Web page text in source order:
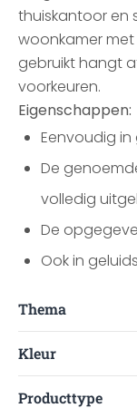
thuiskantoor en
woonkamer met
gebruikt hangt
voorkeuren.
Eigenschappen:
Eenvoudig in
De
volledig
De
Ook in
Thema
Kleur
Producttype